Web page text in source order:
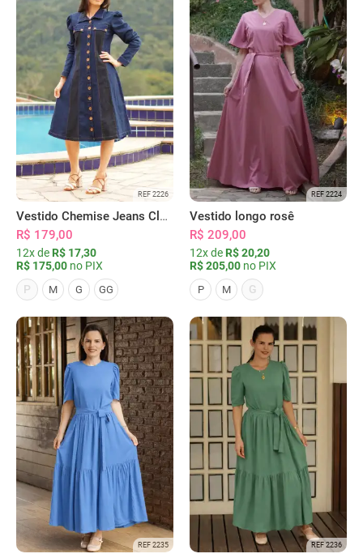
REF 2226
Vestido Chemise Jeans Clássica Serena
R$ 179,00
12x de R$ 17,30
R$ 175,00 no PIX
P
M G GG
REF 2224
Vestido longo rosê
R$ 209,00
12x de R$ 20,20
R$ 205,00 no PIX
P M G
REF 2235 REF 2236